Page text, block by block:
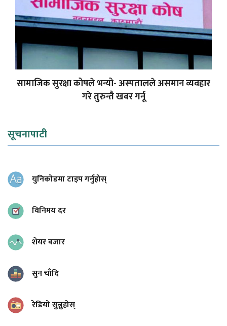
सामाजिक सुरक्षा कोषले भन्यो- अस्पतालले असमान व्यवहार
गरे तुरुन्तै खबर गर्नू
सूचनापाटी
युनिकोडमा टाइप गर्नुहोस्
विनिमय दर
शेयर बजार
सुन चाँदि
रेडियो सुन्नुहोस्